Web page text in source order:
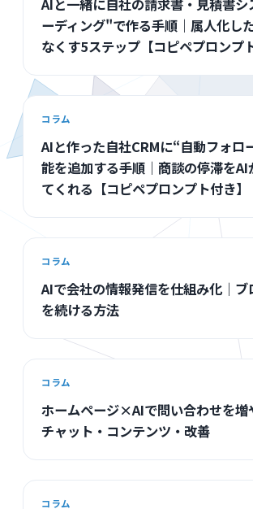
AIと一緒に自社の請求書・見積書
ーディング"で作る手順｜属人化し
なくす5ステップ【コピペプロンプ
コラム
AIと作った自社CRMに“自動フォロ
能を追加する手順｜商談の停滞をAI
てくれる【コピペプロンプト付き】
コラム
AIで会社の情報発信を仕組み化｜ブ
を続ける方法
コラム
ホームページ×AIで問い合わせを増
チャット・コンテンツ・改善
コラム